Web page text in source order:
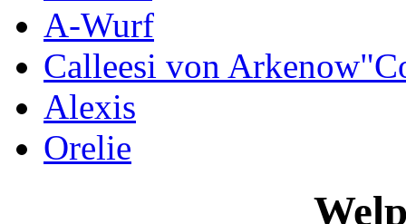
A-Wurf
Calleesi von
Alexis
Orelie